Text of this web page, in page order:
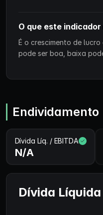
O que este indicador
É o crescimento de
pode ser boa, baixa
Endividamento
Dívida Líq. / EBITDA
N/A
Dívida